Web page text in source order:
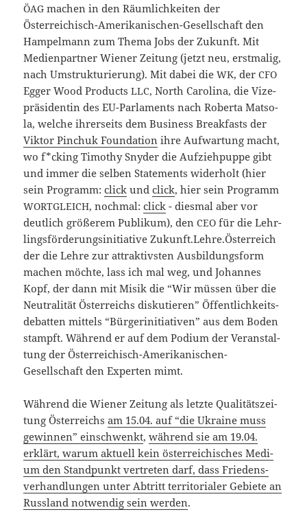
ÖAG machen in den Räum­lich­kei­ten der
Österreichisch-Amerikanischen-Gesellschaft den
Ham­pel­mann zum The­ma Jobs der Zukunft. Mit
Medi­en­part­ner Wie­ner Zei­tung (jetzt neu, erst­ma­lig,
nach Umstruk­tu­rie­rung). Mit dabei dieWK, derCFO
Egger Wood Pro­ductsLLC, North Caro­li­na, die Vize­
prä­si­den­tin des EU-Parlaments nach Rober­ta Matso­
la, wel­che ihrer­seits dem Busi­ness Bre­ak­fasts der
Vik­tor Pin­chuk Foun­da­ti­on ihre Auf­war­tung macht,
wo f*cking Timo­thy Sny­der die Auf­zieh­pup­pe gibt
und immer die sel­ben State­ments wider­holt (hier
sein Pro­gramm:click undclick, hier sein Pro­gramm
WORTGLEICH, noch­mal:click - dies­mal aber vor
deut­lich grö­ße­rem Publi­kum), denCEO für die Lehr­
lings­för­de­rungs­in­itia­ti­ve Zukunft.Lehre.Österreich
der die Leh­re zur attrak­tivs­ten Aus­bil­dungs­form
machen möch­te, lass ich mal weg, und Johan­nes
Kopf, der dann mit Misik die “Wir müs­sen über die
Neu­tra­li­tät Öster­reichs dis­ku­tie­ren” Öffent­lich­keits­
de­bat­ten mit­tels “Bür­ger­initia­ti­ven” aus dem Boden
stampft. Wäh­rend er auf dem Podi­um der Ver­an­stal­
tung der Österreichisch-Amerikanischen-
Gesellschaft den Exper­ten mimt.
Wäh­rend die Wie­ner Zei­tung als letz­te Qua­li­täts­zei­
tung Öster­reichsam 15.04. auf “die Ukrai­ne muss
gewin­nen” ein­schwenkt,wäh­rend sie am 19.04.
erklärt, war­um aktu­ell kein öster­rei­chi­sches Medi­
um den Stand­punkt ver­tre­ten darf, dass Frie­dens­
ver­hand­lun­gen unter Abtritt ter­ri­to­ria­ler Gebie­te an
Russ­land not­wen­dig sein wer­den.